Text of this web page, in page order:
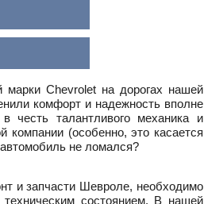
марки Chevrolet на дорогах нашей
комфорт и надежность вполне
честь талантливого механика и
(особенно, это касается
не ломался?
и запчасти Шевроле, необходимо
техническим состоянием. В нашей